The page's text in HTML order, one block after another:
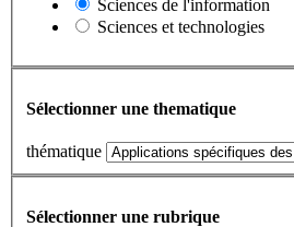
Sciences de l'information
Sciences et technologies
Sélectionner une thematique
thématique
Sélectionner une rubrique